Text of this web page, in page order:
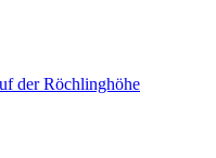
der Röchlinghöhe